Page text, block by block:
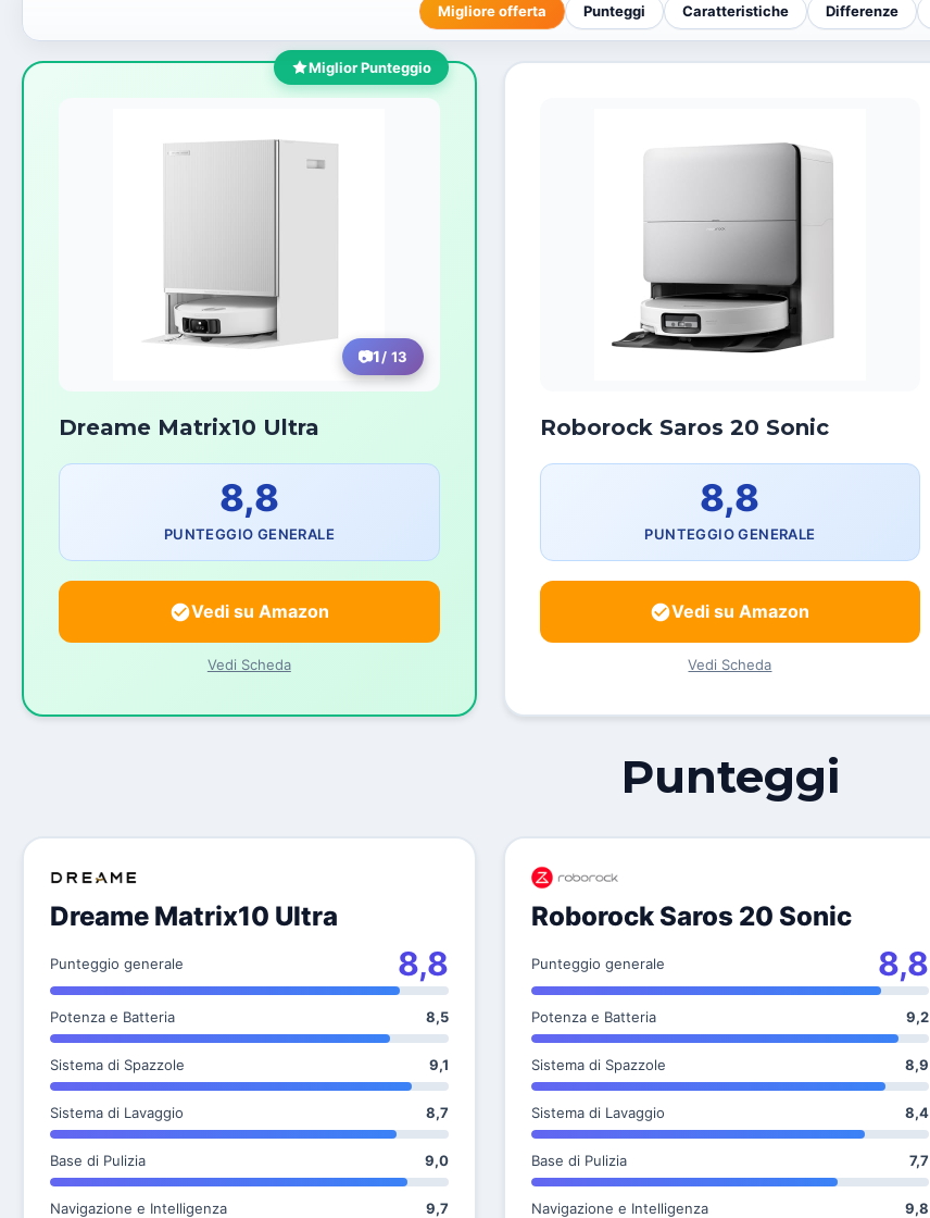
Migliore offerta Punteggi Caratteristiche Differenze
Miglior Punteggio
1/ 13
Dreame Matrix10 Ultra
8,8
PUNTEGGIO GENERALE
Vedi su Amazon
Vedi Scheda
Roborock Saros 20 Sonic
8,8
PUNTEGGIO GENERALE
Vedi su Amazon
Vedi Scheda
Punteggi
Dreame Matrix10 Ultra
Punteggio generale 8,8
Potenza e Batteria 8,5
Sistema di Spazzole 9,1
Sistema di Lavaggio 8,7
Base di Pulizia 9,0
Navigazione e Intelligenza 9,7
Roborock Saros 20 Sonic
Punteggio generale 8,8
Potenza e Batteria 9,2
Sistema di Spazzole 8,9
Sistema di Lavaggio 8,4
Base di Pulizia 7,7
Navigazione e Intelligenza 9,8